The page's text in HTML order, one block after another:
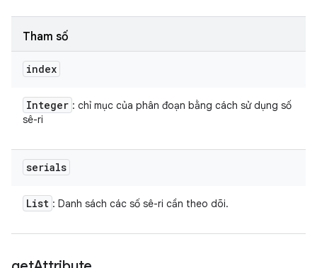
Tham số
index
Integer : chỉ mục của phân đoạn bằng cách sử dụng số
sê-ri
serials
List : Danh sách các số sê-ri cần theo dõi.